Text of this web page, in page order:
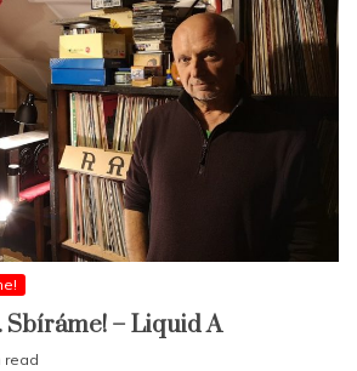
Sbíráme! – Liquid A
read